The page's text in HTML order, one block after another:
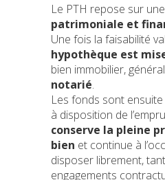
Le PTH repose sur une
patrimoniale et
Une fois la faisabilité
hypothèque est
bien immobilier,
notarié.
Les fonds sont
à disposition de
conserve la pleine
bien et continue à
disposer librement,
engagements